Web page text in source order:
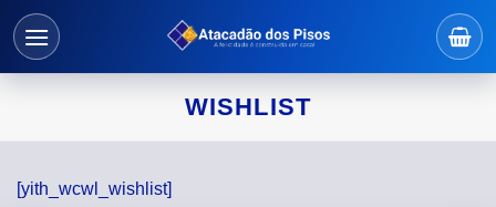
Skip
WISHLIST
[yith_wcwl_wishlist]